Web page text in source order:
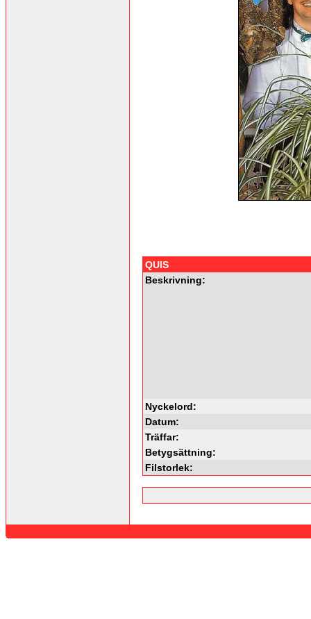
QUIS
Beskrivning:
Nyckelord:
Datum:
Träffar:
Betygsättning:
Filstorlek: